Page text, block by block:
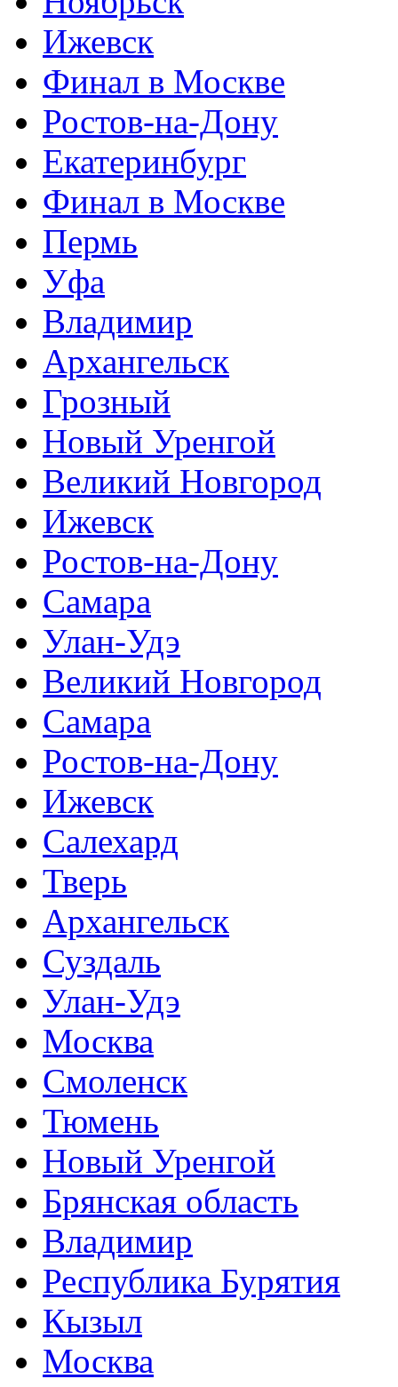
Ижевск
Финал в Москве
Ростов-на-Дону
Екатеринбург
Финал в Москве
Пермь
Уфа
Владимир
Архангельск
Грозный
Новый Уренгой
Великий Новгород
Ижевск
Ростов-на-Дону
Самара
Улан-Удэ
Великий Новгород
Самара
Ростов-на-Дону
Ижевск
Салехард
Тверь
Архангельск
Суздаль
Улан-Удэ
Москва
Смоленск
Тюмень
Новый Уренгой
Брянская область
Владимир
Республика Бурятия
Кызыл
Москва